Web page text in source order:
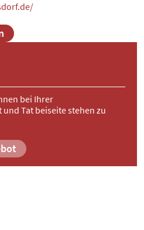
bei Ihrer
Tat beiseite stehen zu